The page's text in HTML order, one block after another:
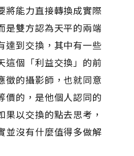
將能力直接轉換成實際
是雙方認為天平的兩端
達到交換，其中有一些
這個「利益交換」的前
徵的攝影師，也就同意
價的，是他個人認同的
果以交換的點去思考，
並沒有什麼值得多做解